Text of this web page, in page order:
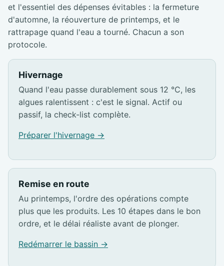
et l'essentiel des dépenses évitables : la fermeture
d'automne, la réouverture de printemps, et le
rattrapage quand l'eau a tourné. Chacun a son
protocole.
Hivernage
Quand l'eau passe durablement sous 12 °C, les
algues ralentissent : c'est le signal. Actif ou
passif, la check-list complète.
Préparer l'hivernage →
Remise en route
Au printemps, l'ordre des opérations compte
plus que les produits. Les 10 étapes dans le bon
ordre, et le délai réaliste avant de plonger.
Redémarrer le bassin →